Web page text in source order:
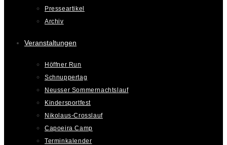
Presseartikel
Archiv
Veranstaltungen
Höffner Run
Schnuppertag
Neusser Sommernachtslauf
Kindersportfest
Nikolaus-Crosslauf
Capoeira Camp
Terminkalender